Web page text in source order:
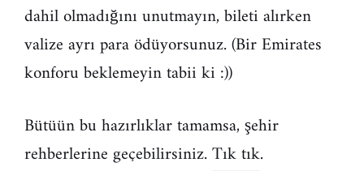
dahil olmadığını unutmayın, bileti alırken
valize ayrı para ödüyorsunuz. (Bir Emirates
konforu beklemeyin tabii ki :))
Bütüün bu hazırlıklar tamamsa, şehir
rehberlerine geçebilirsiniz.Tık tık.